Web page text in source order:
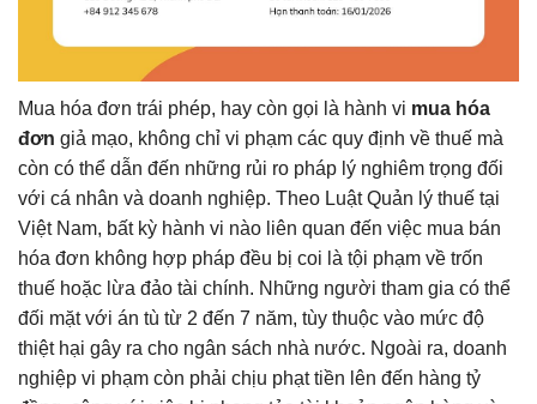
Mua hóa đơn trái phép, hay còn gọi là hành vi mua hóa
đơn giả mạo, không chỉ vi phạm các quy định về thuế mà
còn có thể dẫn đến những rủi ro pháp lý nghiêm trọng đối
với cá nhân và doanh nghiệp. Theo Luật Quản lý thuế tại
Việt Nam, bất kỳ hành vi nào liên quan đến việc mua bán
hóa đơn không hợp pháp đều bị coi là tội phạm về trốn
thuế hoặc lừa đảo tài chính. Những người tham gia có thể
đối mặt với án tù từ 2 đến 7 năm, tùy thuộc vào mức độ
thiệt hại gây ra cho ngân sách nhà nước. Ngoài ra, doanh
nghiệp vi phạm còn phải chịu phạt tiền lên đến hàng tỷ